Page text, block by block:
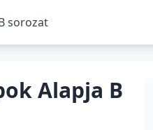
sorozat
Alapja B